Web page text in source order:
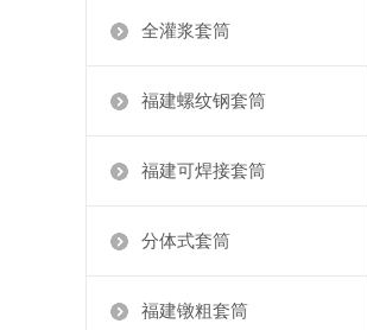
全灌浆套筒
福建螺纹钢套筒
福建可焊接套筒
分体式套筒
福建镦粗套筒